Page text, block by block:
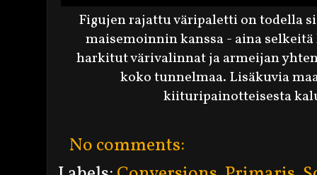
Figujen rajattu väripaletti on todella
maisemoinnin kanssa - aina
harkitut värivalinnat ja armeijan
koko tunnelmaa. Lisäkuvia
kiituripainotteisesta
No comments: